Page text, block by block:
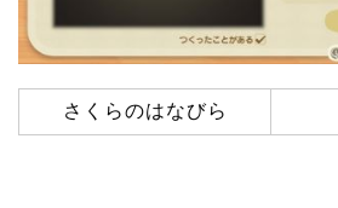
さくらのはなびら